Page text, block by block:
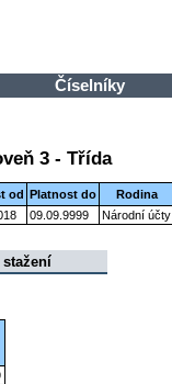
Číselníky
3 - Třída
od Platnost do
Rodina
09.09.9999 Národní účty
stažení